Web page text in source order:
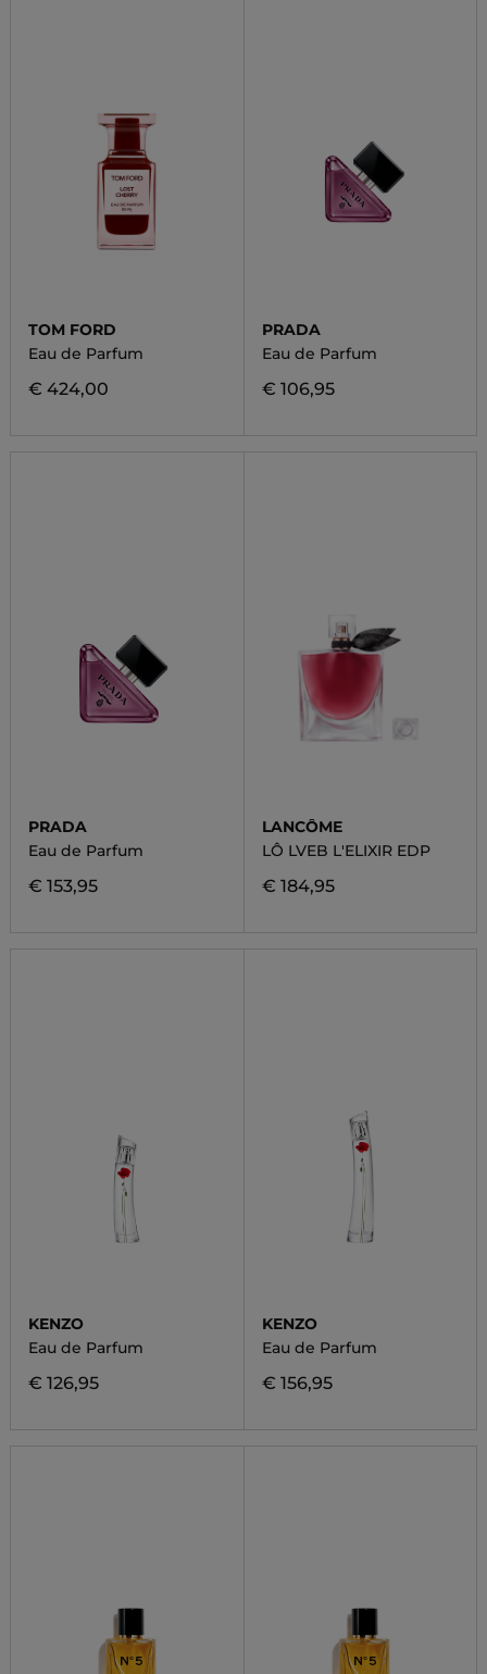
TOM FORD
Eau de Parfum
€ 424,00
PRADA
Eau de Parfum
€ 106,95
PRADA
Eau de Parfum
€ 153,95
LANCÔME
LÔ LVEB L'ELIXIR EDP
€ 184,95
KENZO
Eau de Parfum
€ 126,95
KENZO
Eau de Parfum
€ 156,95